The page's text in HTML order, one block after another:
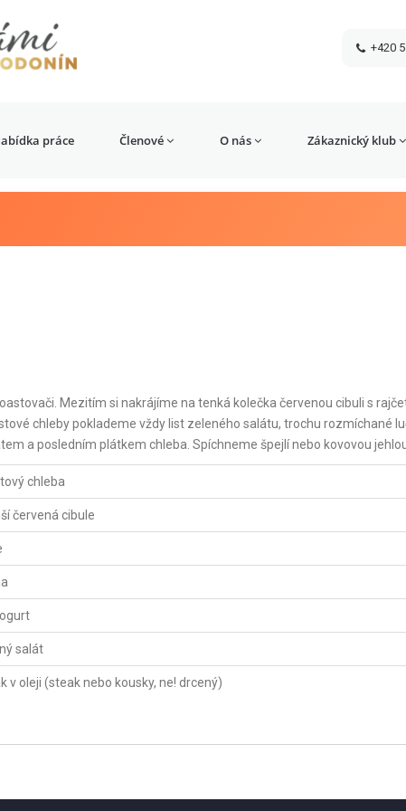
+420
práce Členové O nás Zákaznický klub
Mezitím si nakrájíme na tenká kolečka červenou cibuli s
chleby poklademe vždy list zeleného salátu, trochu rozmíchané
a posledním plátkem chleba. Spíchneme špejlí nebo kovovou
chleba
červená cibule
salát
v oleji (steak nebo kousky, ne! drcený)